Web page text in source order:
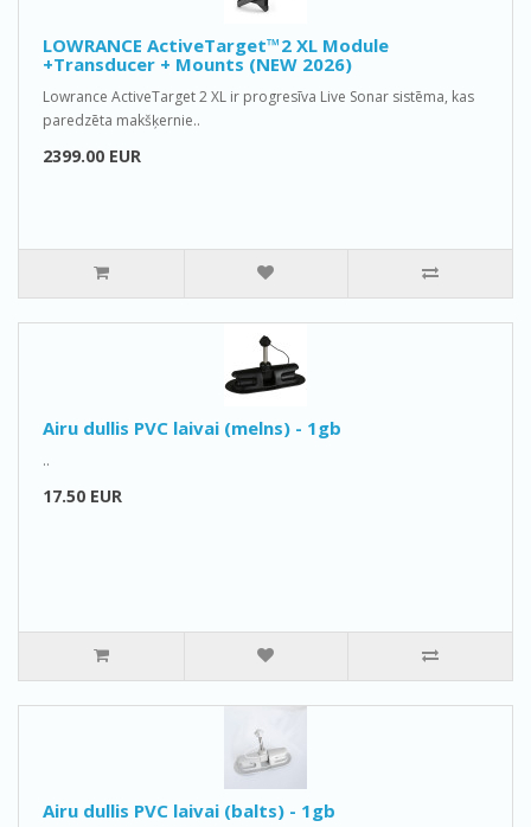
LOWRANCE ActiveTarget™2 XL Module
+Transducer + Mounts (NEW 2026)
Lowrance ActiveTarget 2 XL ir progresīva Live Sonar sistēma, kas
paredzēta makšķernie..
2399.00 EUR
Airu dullis PVC laivai (melns) - 1gb
..
17.50 EUR
Airu dullis PVC laivai (balts) - 1gb